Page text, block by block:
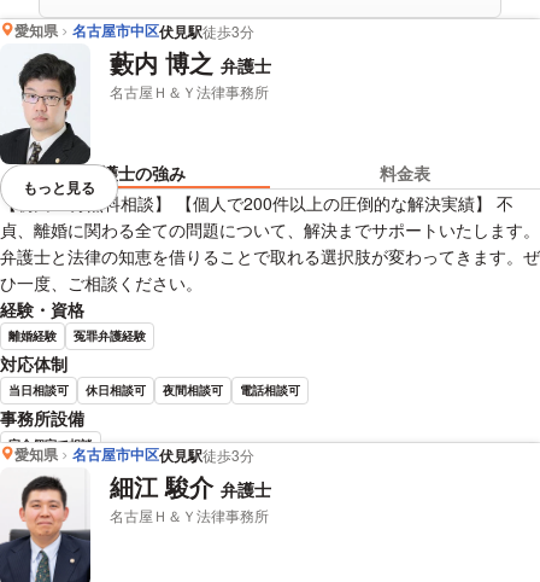
愛知県 名古屋市中区伏見駅徒歩3分
藪内 博之 弁護士
名古屋Ｈ＆Ｙ法律事務所
弁護士の強み
料金表
【初回60分無料相談】 【個人で200件以上の圧倒的な解決実績】 不
貞、離婚に関わる全ての問題について、解決までサポートいたします。
弁護士と法律の知恵を借りることで取れる選択肢が変わってきます。ぜ
ひ一度、ご相談ください。
経験・資格
離婚経験 冤罪弁護経験
対応体制
当日相談可 休日相談可 夜間相談可 電話相談可
事務所設備
完全個室で相談
藪内 博之 弁護士の詳細情報を見る
視覚的に省略されている要素を
もっと見る
愛知県 名古屋市中区伏見駅徒歩3分
細江 駿介 弁護士
名古屋Ｈ＆Ｙ法律事務所